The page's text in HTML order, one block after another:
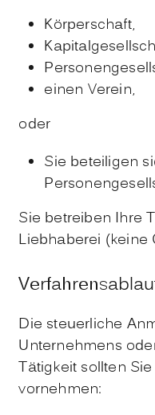
Körperschaft,
einen Verein,
oder
Sie beteiligen
Sie betreiben Ihre
Liebhaberei (keine
Die steuerliche
Unternehmens
Tätigkeit sollten
vornehmen: